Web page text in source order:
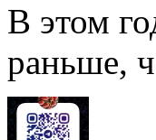
В этом
раньше,